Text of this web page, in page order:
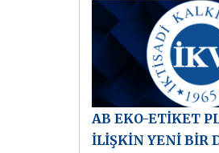
AB EKO-ETİKET
İLİŞKİN YENİ BİR